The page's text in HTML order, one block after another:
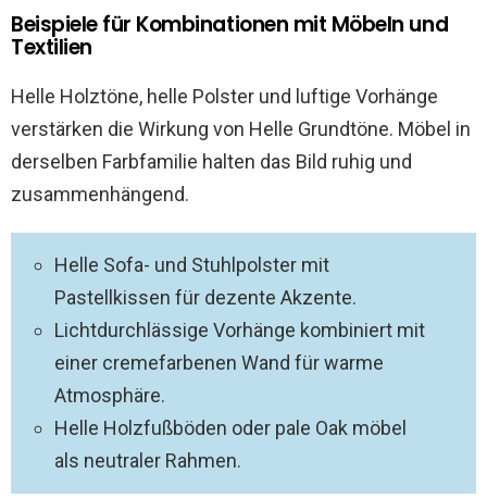
Beispiele für Kombinationen mit Möbeln und
Textilien
Helle Holztöne, helle Polster und luftige Vorhänge
verstärken die Wirkung von Helle Grundtöne. Möbel in
derselben Farbfamilie halten das Bild ruhig und
zusammenhängend.
Helle Sofa- und Stuhlpolster mit
Pastellkissen für dezente Akzente.
Lichtdurchlässige Vorhänge kombiniert mit
einer cremefarbenen Wand für warme
Atmosphäre.
Helle Holzfußböden oder pale Oak möbel
als neutraler Rahmen.